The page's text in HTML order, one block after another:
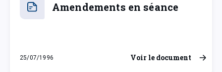
Amendements en séance
25/07/1996
jeudi 25 juillet 1996
Voir le document